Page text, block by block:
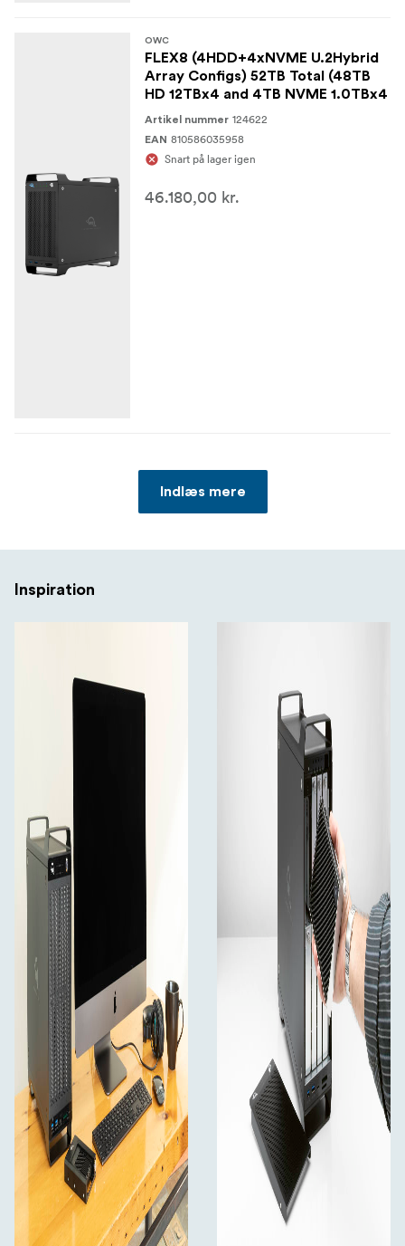
OWC
FLEX8 (4HDD+4xNVME U.2Hybrid
Array Configs) 52TB Total (48TB
HD 12TBx4 and 4TB NVME 1.0TBx4
Artikel nummer 124622
EAN 810586035958
Snart på lager igen
46.180,00 kr.
Indlæs mere
Inspiration